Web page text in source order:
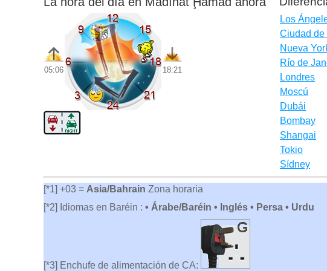
05:06 18:21
Los
Ciudad de
Nueva
Río de
Londres
Moscú
Dubái
Bombay
Shangai
Tokio
Sídney
[*1] +03 = Asia/Bahrain Zona horaria
[*2] Idiomas en Baréin : • Árabe/Baréin • Inglés • Persa • Urdu
[*3] Enchufe de alimentación de CA: